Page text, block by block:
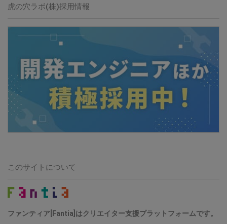
虎の穴ラボ(株)採用情報
このサイトについて
ファンティア[Fantia]はクリエイター支援プラットフォームです。